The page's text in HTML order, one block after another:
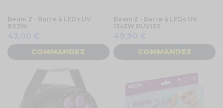
Beam Z - Barre à LEDs UV
8X3W
43,00 €
COMMANDEZ
Beam Z - Barre à LEDs UV
12x3W BUV123
49,90 €
COMMANDEZ